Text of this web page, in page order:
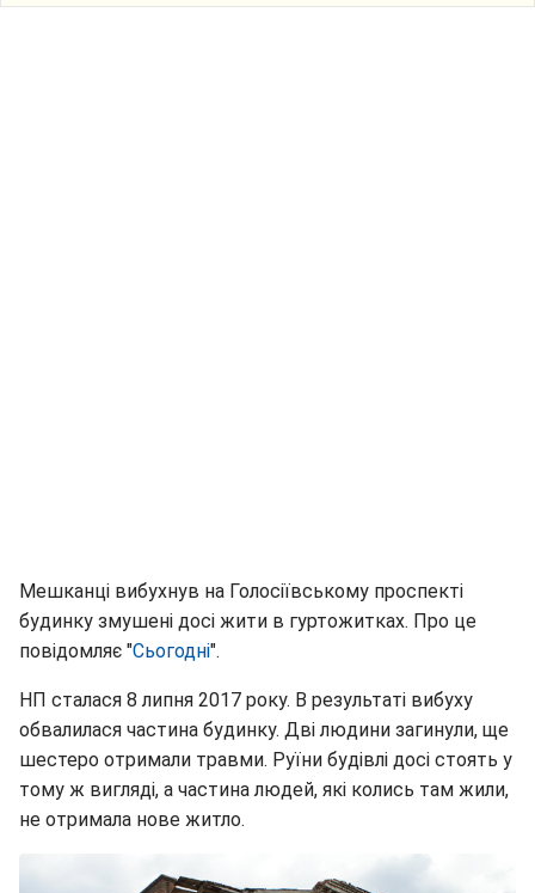
Мешканці вибухнув на Голосіївському проспекті
будинку змушені досі жити в гуртожитках. Про це
повідомляє "Сьогодні".
НП сталася 8 липня 2017 року. В результаті вибуху
обвалилася частина будинку. Дві людини загинули, ще
шестеро отримали травми. Руїни будівлі досі стоять у
тому ж вигляді, а частина людей, які колись там жили,
не отримала нове житло.